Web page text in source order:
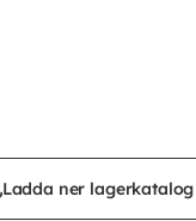
Ladda ner lagerkatalog